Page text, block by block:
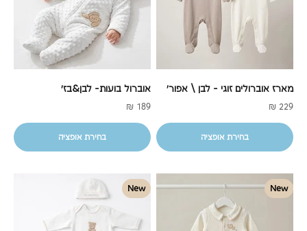
מארז אוברולים זוגי - לבן \ אפור'
מחיר מבצע
229 ₪
בחירת אופציה
אוברול בועות- לבן&בז'
מחיר מבצע
189 ₪
בחירת אופציה
New
New